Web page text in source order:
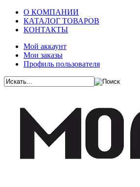
О КОМПАНИИ
КАТАЛОГ ТОВАРОВ
КОНТАКТЫ
Мой аккаунт
Мои заказы
Профиль пользователя